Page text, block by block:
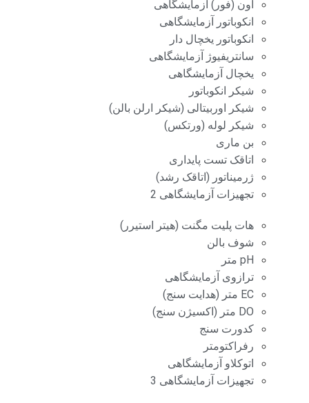
آون (فور) آزمایشگاهی
انکوباتور آزمایشگاهی
انکوباتور یخچال دار
سانتریفیوژ آزمایشگاهی
یخچال آزمایشگاهی
شیکر انکوباتور
شیکر اوربیتالی (شیکر ارلن بالن)
شیکر لوله (ورتکس)
بن ماری
اتاقک تست پایداری
ژرمیناتور (اتاقک رشد)
تجهیزات آزمایشگاهی 2
هات پلیت مگنت (هیتر استیرر)
شوف بالن
pH متر
ترازوی آزمایشگاهی
EC متر (هدایت سنج)
DO متر (اکسیژن سنج)
کدورت سنج
رفراکتومتر
اتوکلاو آزمایشگاهی
تجهیزات آزمایشگاهی 3